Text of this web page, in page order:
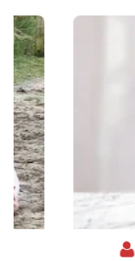
10/2008 - 09/
der
Teresa